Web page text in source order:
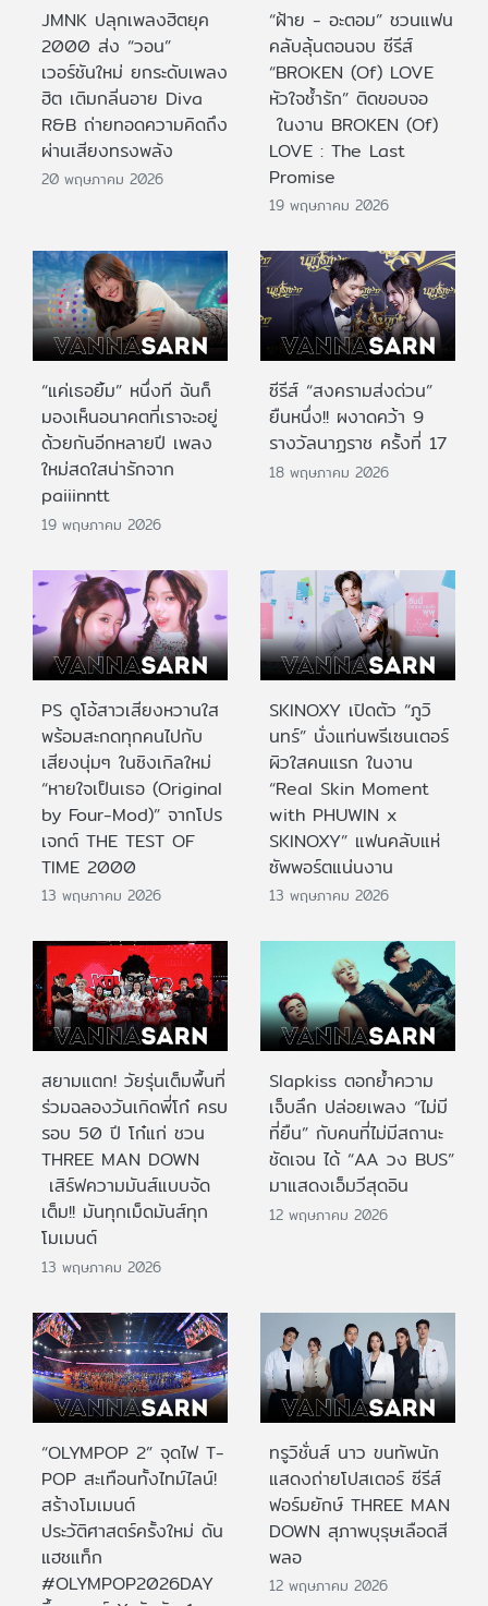
JMNK ปลุกเพลงฮิตยุค
2000 ส่ง “วอน”
เวอร์ชันใหม่ ยกระดับเพลง
ฮิต เติมกลิ่นอาย Diva
R&B ถ่ายทอดความคิดถึง
ผ่านเสียงทรงพลัง
20 พฤษภาคม 2026
“ฝ้าย - อะตอม” ชวนแฟน
คลับลุ้นตอนจบ ซีรีส์
“BROKEN (Of) LOVE
หัวใจช้ำรัก” ติดขอบจอ
ในงาน BROKEN (Of)
LOVE : The Last
Promise
19 พฤษภาคม 2026
“แค่เธอยิ้ม” หนึ่งที ฉันก็
มองเห็นอนาคตที่เราจะอยู่
ด้วยกันอีกหลายปี เพลง
ใหม่สดใสน่ารักจาก
paiiinntt
19 พฤษภาคม 2026
ซีรีส์ “สงครามส่งด่วน”
ยืนหนึ่ง!! ผงาดคว้า 9
รางวัลนาฏราช ครั้งที่ 17
18 พฤษภาคม 2026
PS ดูโอ้สาวเสียงหวานใส
พร้อมสะกดทุกคนไปกับ
เสียงนุ่มๆ ในซิงเกิลใหม่
“หายใจเป็นเธอ (Original
by Four-Mod)” จากโปร
เจกต์ THE TEST OF
TIME 2000
13 พฤษภาคม 2026
SKINOXY เปิดตัว “ภูวิ
นทร์” นั่งแท่นพรีเซนเตอร์
ผิวใสคนแรก ในงาน
“Real Skin Moment
with PHUWIN x
SKINOXY” แฟนคลับแห่
ซัพพอร์ตแน่นงาน
13 พฤษภาคม 2026
สยามแตก! วัยรุ่นเต็มพื้นที่
ร่วมฉลองวันเกิดพี่โก๋ ครบ
รอบ 50 ปี โก๋แก่ ชวน
THREE MAN DOWN
เสิร์ฟความมันส์แบบจัด
เต็ม!! มันทุกเม็ดมันส์ทุก
โมเมนต์
13 พฤษภาคม 2026
Slapkiss ตอกย้ำความ
เจ็บลึก ปล่อยเพลง “ไม่มี
ที่ยืน” กับคนที่ไม่มีสถานะ
ชัดเจน ได้ “AA วง BUS”
มาแสดงเอ็มวีสุดอิน
12 พฤษภาคม 2026
“OLYMPOP 2” จุดไฟ T-
POP สะเทือนทั้งไทม์ไลน์!
สร้างโมเมนต์
ประวัติศาสตร์ครั้งใหม่ ดัน
แฮชแท็ก
#OLYMPOP2026DAY
ทรูวิชั่นส์ นาว ขนทัพนัก
แสดงถ่ายโปสเตอร์ ซีรีส์
ฟอร์มยักษ์ THREE MAN
DOWN สุภาพบุรุษเลือดสี
พลอ
12 พฤษภาคม 2026